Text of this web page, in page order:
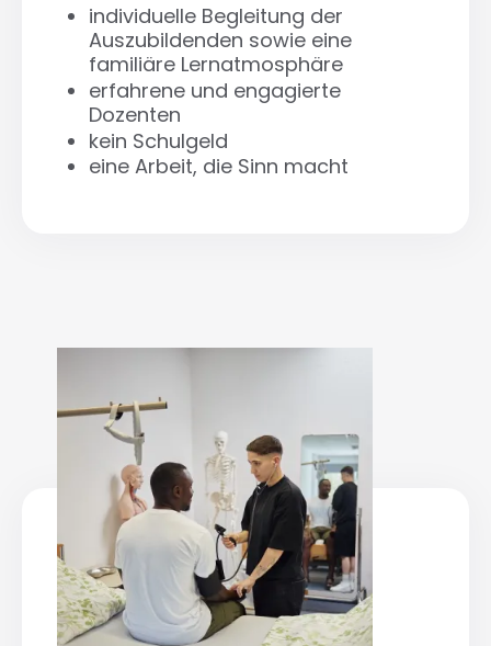
individuelle Begleitung der
Auszubildenden sowie eine
familiäre Lernatmosphäre
erfahrene und engagierte
Dozenten
kein Schulgeld
eine Arbeit, die Sinn macht